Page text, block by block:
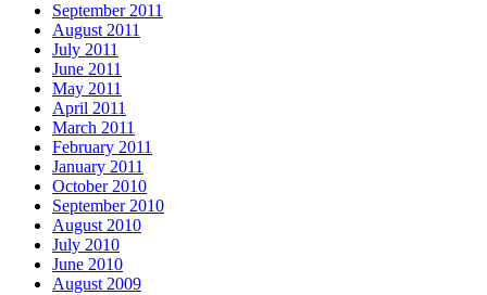
September 2011
August 2011
July 2011
June 2011
May 2011
April 2011
March 2011
February 2011
January 2011
October 2010
September 2010
August 2010
July 2010
June 2010
August 2009